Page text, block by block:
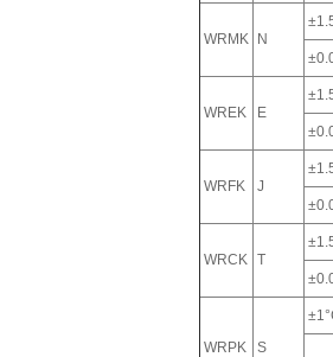
WRMK N
WREK E
WRFK J
WRCK T
WRPK S